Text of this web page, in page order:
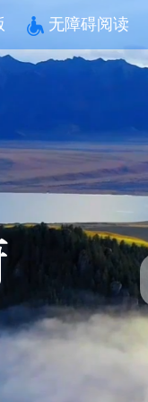
无障碍阅读